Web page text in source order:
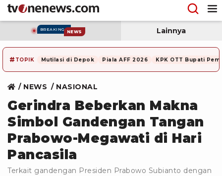
BREAKING NEWS Lainnya
# TOPIK Mutilasi di Depok Piala AFF 2026 KPK OTT Bupati
NEWS NASIONAL
Gerindra Beberkan Makna
Simbol Gandengan Tangan
Prabowo-Megawati di Hari
Pancasila
Terkait gandengan Presiden Prabowo Subianto dengan